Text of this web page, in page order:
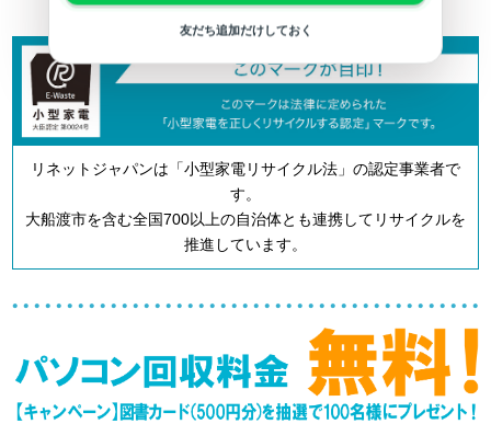
リネットジャパンは「小型家電リサイクル法」の認定事業者で
す。
大船渡市を含む全国700以上の自治体とも連携してリサイクルを
推進しています。
友だち追加だけしておく